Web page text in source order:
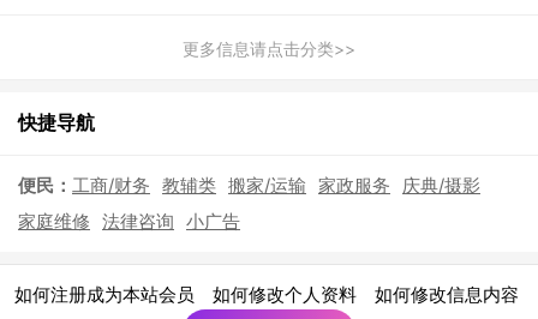
更多信息请点击分类>>
快捷导航
便民： 工商/财务 教辅类 搬家/运输 家政服务
庆典/摄影
家庭维修 法律咨询 小广告
如何注册成为本站会员 如何修改个人资料 如何修改信息内容